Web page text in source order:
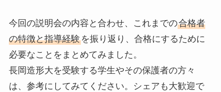
今回の説明会の内容と合わせ、これまでの合格者
の特徴と指導経験を振り返り、合格にするために
必要なことをまとめてみました。
長岡造形大を受験する学生やその保護者の方々
は、参考にしてみてください。シェアも大歓迎で